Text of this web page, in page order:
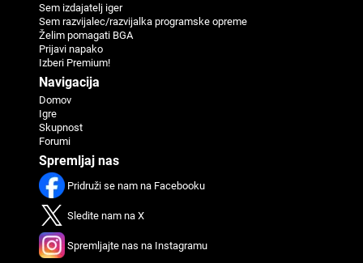
Sem izdajatelj iger
Sem razvijalec/razvijalka programske opreme
Želim pomagati BGA
Prijavi napako
Izberi Premium!
Navigacija
Domov
Igre
Skupnost
Forumi
Spremljaj nas
Pridruži se nam na Facebooku
Sledite nam na X
Spremljajte nas na Instagramu